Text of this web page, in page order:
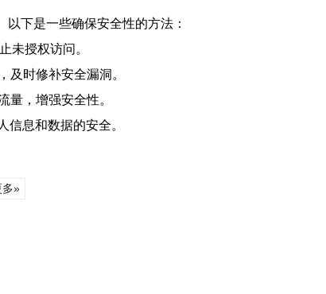
下是一些确保安全性的方法：
未授权访问。
及时修补安全漏洞。
量，增强安全性。
息和数据的安全。
多»